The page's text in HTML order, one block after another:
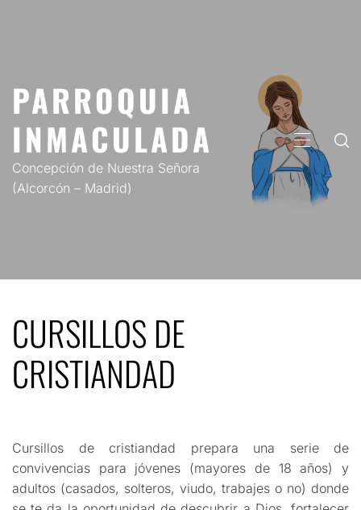
PARROQUIA
INMACULADA
Concepción de Nuestra Señora
(Alcorcón – Madrid)
MENÚ
CURSILLOS DE
CRISTIANDAD
Cursillos de cristiandad prepara una serie de
convivencias para jóvenes (mayores de 18 años) y
adultos (casados, solteros, viudo, trabajes o no) donde